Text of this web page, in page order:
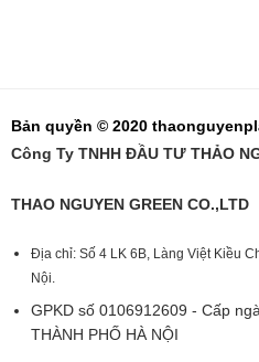
Bản quyền © 2020
Công Ty TNHH ĐẦU TƯ THẢO
THAO NGUYEN GREEN CO.,LTD
Địa chỉ: Số 4 LK 6B, Làng Việt Kiều
Nội.
GPKD số 0106912609 - Cấp
THÀNH PHỐ HÀ NỘI